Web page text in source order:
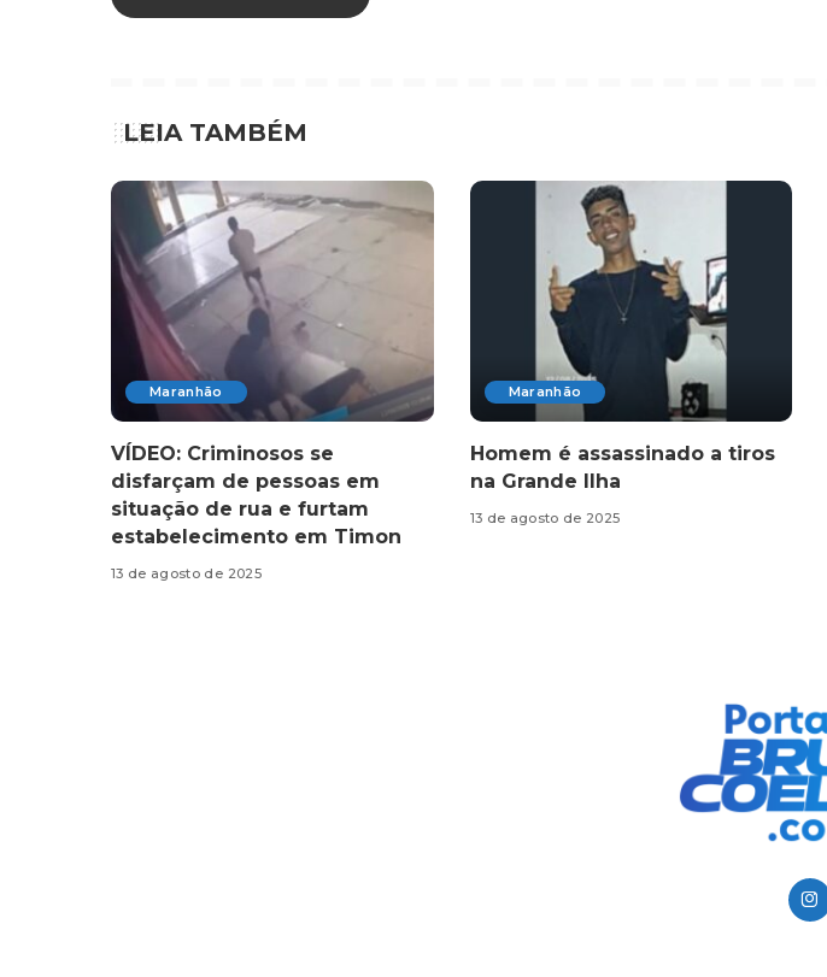
LEIA TAMBÉM
Maranhão
VÍDEO: Criminosos se
disfarçam de pessoas em
situação de rua e furtam
estabelecimento em Timon
13 de agosto de 2025
Maranhão
Homem é assassinado a tiros
na Grande Ilha
13 de agosto de 2025